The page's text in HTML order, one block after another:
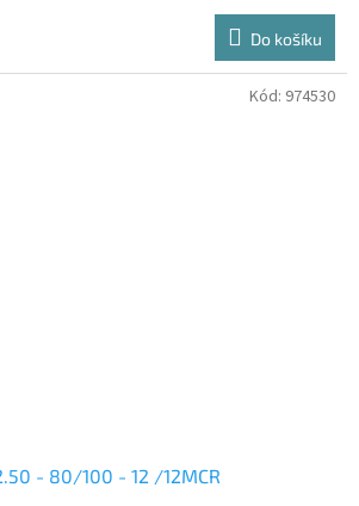
Do košíku
- 80/100 - 12 /12MCR
Kód: 974530